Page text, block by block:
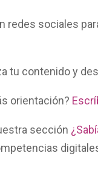
redes sociales
tu contenido y
orientación?
sección